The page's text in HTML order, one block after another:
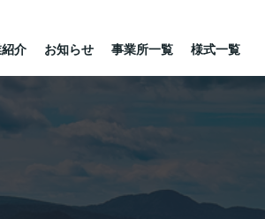
介 お知らせ 事業所一覧 様式一覧